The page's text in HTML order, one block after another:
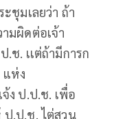
ชุมเลยว่า ถ้า
มผิดต่อเจ้า
ช. เเต่ถ้ามีการก
แห่ง
ง ป.ป.ช. เพื่อ
ป.ป.ช. ไต่สวน